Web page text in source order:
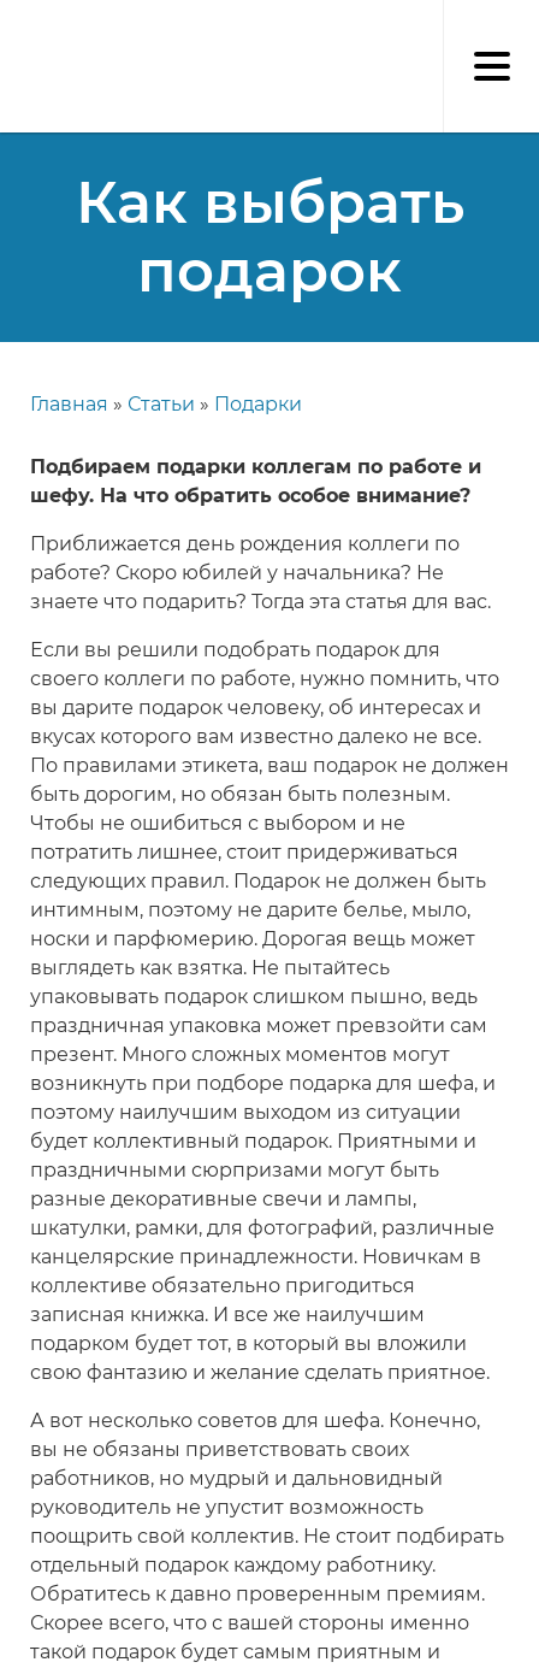
Как выбрать
подарок
навигации
Главная Статьи Подарки
Подбираем подарки коллегам по работе и
шефу. На что обратить особое внимание?
Приближается день рождения коллеги по
работе? Скоро юбилей у начальника? Не
знаете что подарить? Тогда эта статья для вас.
Если вы решили подобрать подарок для
своего коллеги по работе, нужно помнить, что
вы дарите подарок человеку, об интересах и
вкусах которого вам известно далеко не все.
По правилами этикета, ваш подарок не должен
быть дорогим, но обязан быть полезным.
Чтобы не ошибиться с выбором и не
потратить лишнее, стоит придерживаться
следующих правил. Подарок не должен быть
интимным, поэтому не дарите белье, мыло,
носки и парфюмерию. Дорогая вещь может
выглядеть как взятка. Не пытайтесь
упаковывать подарок слишком пышно, ведь
праздничная упаковка может превзойти сам
презент. Много сложных моментов могут
возникнуть при подборе подарка для шефа, и
поэтому наилучшим выходом из ситуации
будет коллективный подарок. Приятными и
праздничными сюрпризами могут быть
разные декоративные свечи и лампы,
шкатулки, рамки, для фотографий, различные
канцелярские принадлежности. Новичкам в
коллективе обязательно пригодиться
записная книжка. И все же наилучшим
подарком будет тот, в который вы вложили
свою фантазию и желание сделать приятное.
А вот несколько советов для шефа. Конечно,
вы не обязаны приветствовать своих
работников, но мудрый и дальновидный
руководитель не упустит возможность
поощрить свой коллектив. Не стоит подбирать
отдельный подарок каждому работнику.
Обратитесь к давно проверенным премиям.
Скорее всего, что с вашей стороны именно
такой подарок будет самым приятным и